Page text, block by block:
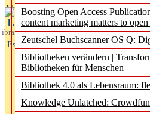
Boosting Open Access
content marketing matters to
Zeutschel Buchscanner OS Q:
Bibliotheken verändern |
Bibliotheken für Menschen
Bibliothek 4.0 als Lebensraum:
Knowledge Unlatched:
Aktuelles aus
L
ibrary
Essentials